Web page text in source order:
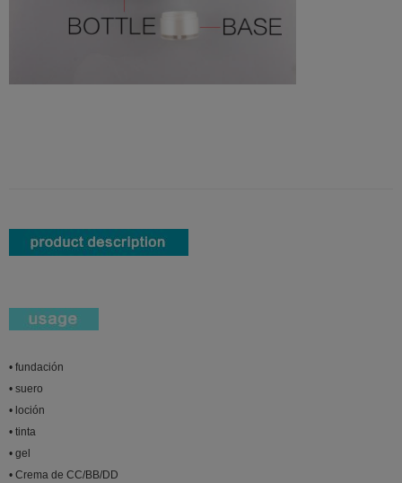
• fundación
• suero
• loción
• tinta
• gel
• Crema de CC/BB/DD